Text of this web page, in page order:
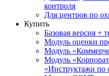
контроля
Для центров по
Купить
Базовая версия +
Модуль оценки
Модуль
Модуль
«Инструктажи по